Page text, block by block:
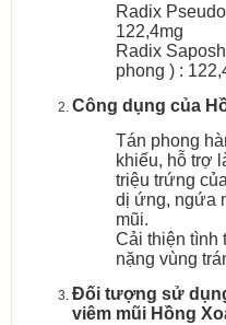
Radix
122,4mg
Radix
phong ) :
Công dụng của
Tán phong
khiếu, hỗ trợ
triệu trứng
dị ứng, ngứa
mũi.
Cải thiện tình
nặng vùng
Đối tượng sử
viêm mũi Hồng